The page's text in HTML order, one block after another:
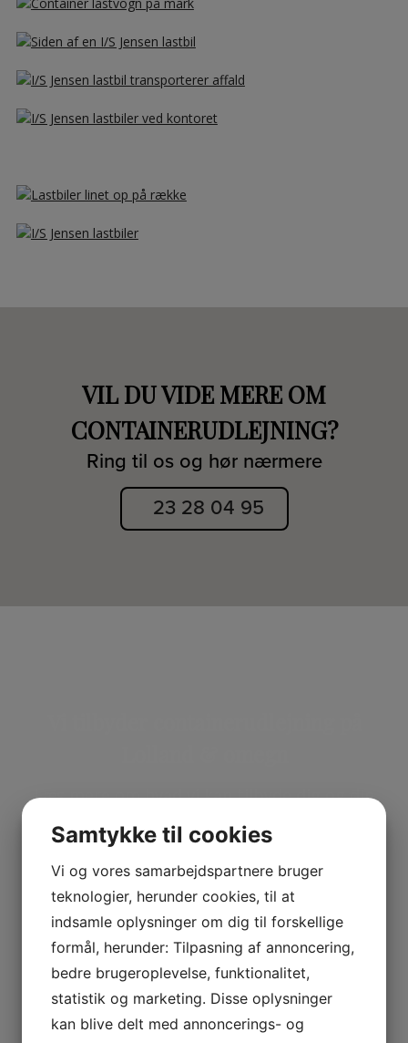
VIL DU VIDE MERE OM
CONTAINERUDLEJNING?
Ring til os og hør nærmere
23 28 04 95
Læs mere om hvad vi kan tilbyde dig og din
Bortskaffelse af haveaffald og
murbrokker
Samtykke til cookies
Vi og vores samarbejdspartnere bruger
teknologier, herunder cookies, til at
indsamle oplysninger om dig til forskellige
formål, herunder: Tilpasning af annoncering,
bedre brugeroplevelse, funktionalitet,
statistik og marketing. Disse oplysninger
kan blive delt med annoncerings- og